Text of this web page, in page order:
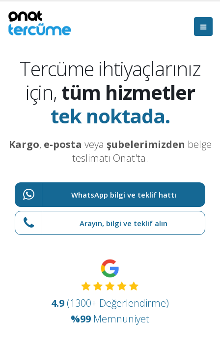
Tercüme ihtiyaçlarınız
için, tüm hizmetler
tek noktada.
Kargo, e-posta veya şubelerimizden belge
teslimatı Onat'ta.
WhatsApp bilgi ve teklif hattı
Arayın, bilgi ve teklif alın
4.9 (1300+ Değerlendirme)
%99 Memnuniyet